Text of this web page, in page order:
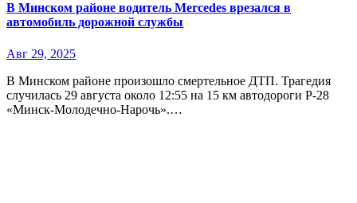
В Минском районе водитель Mercedes врезался в
автомобиль дорожной службы
Авг 29, 2025
В Минском районе произошло смертельное ДТП. Трагедия
случилась 29 августа около 12:55 на 15 км автодороги Р-28
«Минск-Молодечно-Нарочь».…